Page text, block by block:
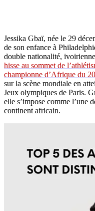
Jessika Gbaï, née le 29
de son enfance à
double nationalité,
hisse au sommet de
championne d’Afrique du
sur la scène mondiale en
Jeux olympiques de Paris.
elle s’impose comme l’une
continent africain.